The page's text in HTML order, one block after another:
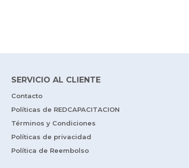
SERVICIO AL CLIENTE
Contacto
Políticas de REDCAPACITACION
Términos y Condiciones
Políticas de privacidad
Política de Reembolso